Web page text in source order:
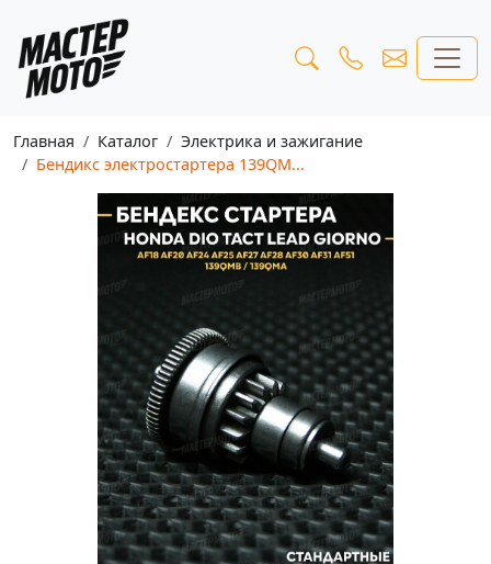
Главная Каталог
Электрика и зажигание
Бендикс электростартера 139QM...
Предыдущая